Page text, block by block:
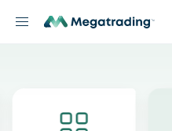
Nieuwe producten